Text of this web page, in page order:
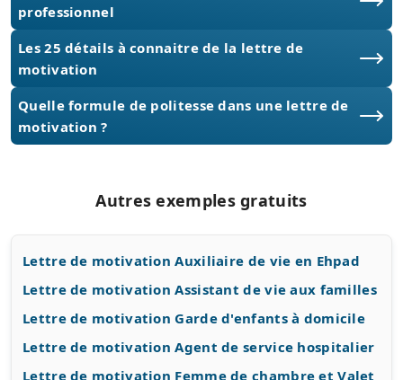
professionnel
Les 25 détails à connaitre de la lettre de
motivation
Quelle formule de politesse dans une lettre de
motivation ?
Autres exemples gratuits
Lettre de motivation Auxiliaire de vie en Ehpad
Lettre de motivation Assistant de vie aux familles
Lettre de motivation Garde d'enfants à domicile
Lettre de motivation Agent de service hospitalier
Lettre de motivation Femme de chambre et Valet